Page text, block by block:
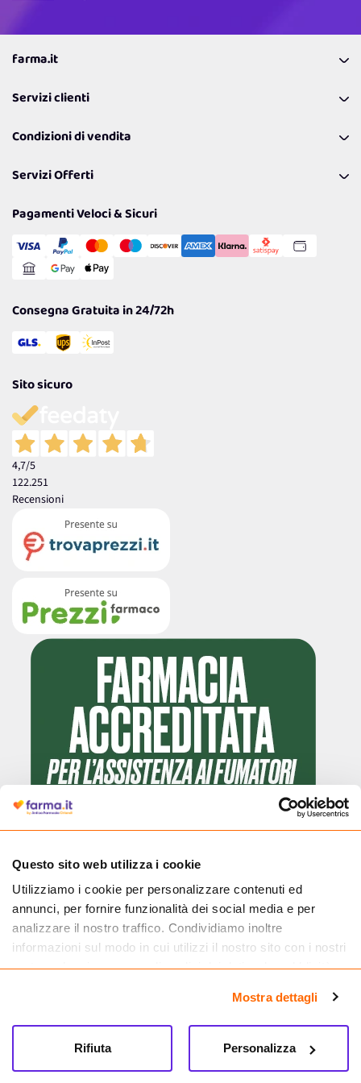
Questo sito web utilizza i cookie
Utilizziamo i cookie per personalizzare contenuti ed
annunci, per fornire funzionalità dei social media e per
analizzare il nostro traffico. Condividiamo inoltre
informazioni sul modo in cui utilizzi il nostro sito con i nostri
partner che si occupano di analisi dei dati web, pubblicità e
informazioni che hai fornito loro o che hanno raccolto dal
tuo utilizzo dei loro servizi.
Mostra dettagli
Personalizza
Rifiuta
farma.it
Coupon
Lavora con noi
Politiche per la parità di genere
Servizi clienti
Richiamami
Resi
Condizioni di vendita
Spedizioni
Cookie Policy
Gestisci Cookie
Servizi Offerti
Reso Facile e Veloce
Pagamenti Veloci & Sicuri
Consegna Gratuita in 24/72h
Sito sicuro
4,7/5
122.251
Recensioni
Cliccando il badge, puoi verificare che Farma.it è un'entità regolarmente
autorizzata dal Ministero della Salute a effettuare la vendita online di
medicinali.